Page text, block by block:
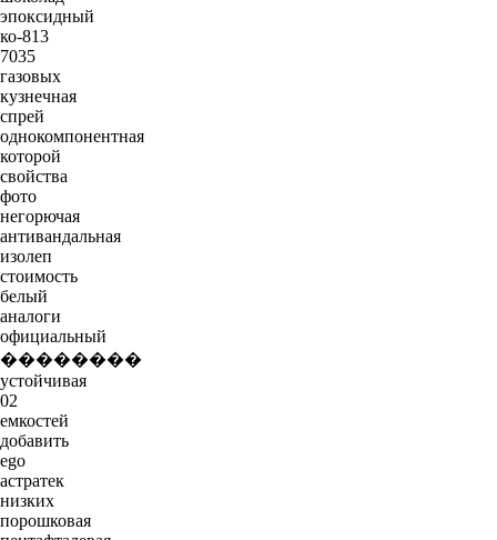
эпоксидный
ко-813
7035
газовых
кузнечная
спрей
однокомпонентная
которой
свойства
фото
негорючая
антивандальная
изолеп
стоимость
белый
аналоги
официальный
��������
устойчивая
02
емкостей
добавить
ego
астратек
низких
порошковая